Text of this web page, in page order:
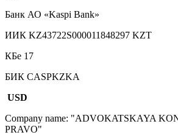
Банк АО «Kaspi Bank»
ИИК KZ43722S000011848297 KZT
КБе 17
БИК CASPKZKA
USD
Company name: "ADVOKATSKAYA
PRAVO"